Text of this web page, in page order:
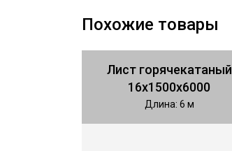
Похожие товары
Лист горячекатаный
16х1500х6000
Длина: 6 м